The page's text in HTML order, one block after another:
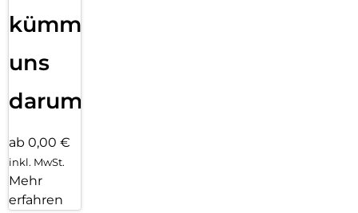
kümmern
uns
darum!
ab 0,00 €
inkl. MwSt.
Mehr
erfahren